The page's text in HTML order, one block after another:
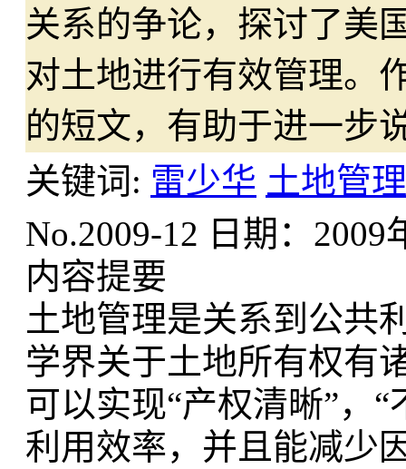
关系的争论，探讨了美
对土地进行有效管理。
的短文，有助于进一步
关键词: 雷少华 土地管理
No.2009-12 日期：2009
内容提要
土地管理是关系到公共
学界关于土地所有权有
可以实现“产权清晰”，
利用效率，并且能减少